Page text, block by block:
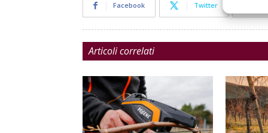
Facebook Twitter
Articoli correlati